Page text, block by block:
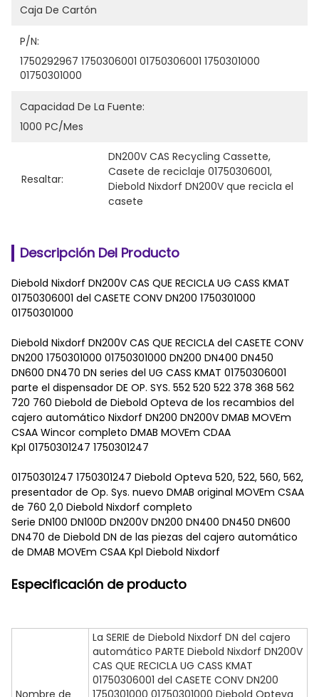
Caja De Cartón
P/N:
1750292967 1750306001 01750306001 1750301000
01750301000
Capacidad De La Fuente:
1000 PC/mes
Resaltar:
DN200V CAS Recycling Cassette,
Casete de reciclaje 01750306001,
Diebold Nixdorf DN200V que recicla el
casete
Descripción Del Producto
Diebold Nixdorf DN200V CAS QUE RECICLA UG CASS KMAT
01750306001 del CASETE CONV DN200 1750301000
01750301000
Diebold Nixdorf DN200V CAS QUE RECICLA del CASETE CONV
DN200 1750301000 01750301000 DN200 DN400 DN450
DN600 DN470 DN series del UG CASS KMAT 01750306001
parte el dispensador DE OP. SYS. 552 520 522 378 368 562
720 760 Diebold de Diebold Opteva de los recambios del
cajero automático Nixdorf DN200 DN200V DMAB MOVEm
CSAA Wincor completo DMAB MOVEm CDAA
Kpl 01750301247 1750301247
01750301247 1750301247 Diebold Opteva 520, 522, 560, 562,
presentador de Op. Sys. nuevo DMAB original MOVEm CSAA
de 760 2,0 Diebold Nixdorf completo
Serie DN100 DN100D DN200V DN200 DN400 DN450 DN600
DN470 de Diebold DN de las piezas del cajero automático
de DMAB MOVEm CSAA Kpl Diebold Nixdorf
Especificación de producto
Nombre de
La SERIE de Diebold Nixdorf DN del cajero
automático PARTE Diebold Nixdorf DN200V
CAS QUE RECICLA UG CASS KMAT
01750306001 del CASETE CONV DN200
1750301000 01750301000 Diebold Opteva